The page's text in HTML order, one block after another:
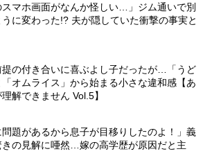
スマホ画面がなんか怪しい…」ジム通いで別
うに変わった!? 夫が隠していた衝撃の事実と
提の付き合いに喜ぶよし子だったが…「うど
「オムライス」から始まる小さな違和感【あ
解できません Vol.5】
問題があるから息子が目移りしたのよ！」義
きの見解に唖然…嫁の高学歴が原因だと主